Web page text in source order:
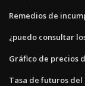
Remedios de
¿puedo consultar
Gráfico de precios
Tasa de futuros